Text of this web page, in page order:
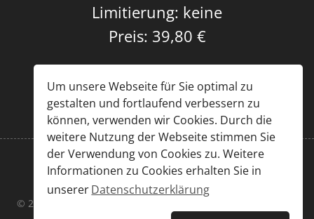
Um unsere Webseite für Sie optimal zu
gestalten und fortlaufend verbessern zu
können, verwenden wir Cookies. Durch die
weitere Nutzung der Webseite stimmen Sie
der Verwendung von Cookies zu. Weitere
Informationen zu Cookies erhalten Sie in
unsererDatenschutzerklärung
Limitierung: keine
Preis: 39,80 €
Impressum Datenschutz
© 2026 Chris Großöhmigen & Sascha Kummer. Designed By